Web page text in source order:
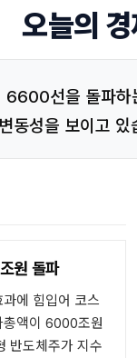
오늘의
선을 돌파
동성을 보이고 있
원 돌파
에 힘입어 코스
총액이 6000조원
반도체주가 지수